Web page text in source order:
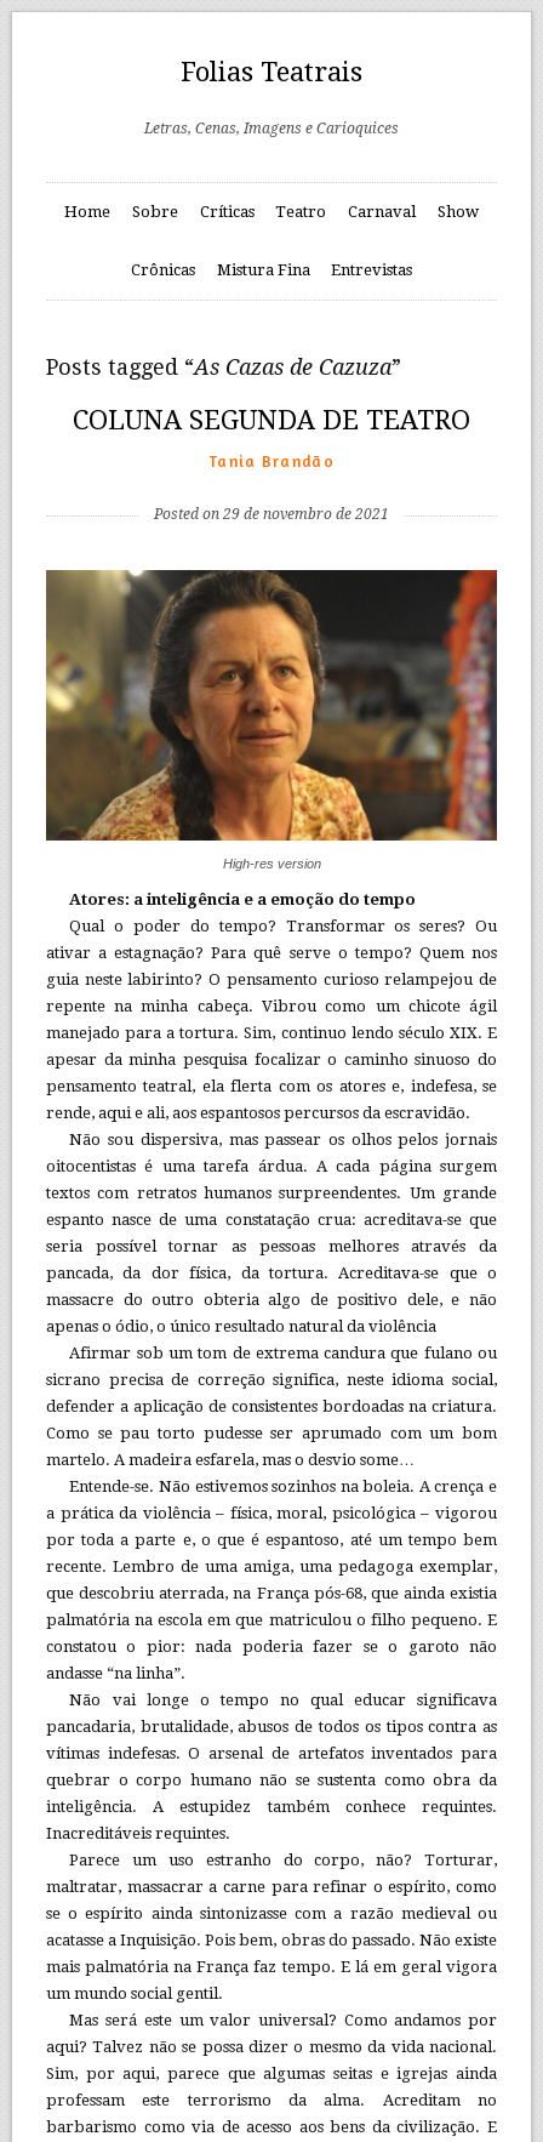
Folias Teatrais
Letras, Cenas, Imagens e Carioquices
Home Sobre Críticas Teatro Carnaval Show
Crônicas Mistura Fina Entrevistas
Posts tagged “As Cazas de Cazuza”
COLUNA SEGUNDA DE TEATRO
Tania Brandão
Posted on 29 de novembro de 2021
High-res version
Atores: a inteligência e a emoção do tempo
Qual o poder do tempo? Transformar os seres? Ou
ativar a estagnação? Para quê serve o tempo? Quem nos
guia neste labirinto? O pensamento curioso relampejou de
repente na minha cabeça. Vibrou como um chicote ágil
manejado para a tortura. Sim, continuo lendo século XIX. E
apesar da minha pesquisa focalizar o caminho sinuoso do
pensamento teatral, ela flerta com os atores e, indefesa, se
rende, aqui e ali, aos espantosos percursos da escravidão.
Não sou dispersiva, mas passear os olhos pelos jornais
oitocentistas é uma tarefa árdua. A cada página surgem
textos com retratos humanos surpreendentes. Um grande
espanto nasce de uma constatação crua: acreditava-se que
seria possível tornar as pessoas melhores através da
pancada, da dor física, da tortura. Acreditava-se que o
massacre do outro obteria algo de positivo dele, e não
apenas o ódio, o único resultado natural da violência
Afirmar sob um tom de extrema candura que fulano ou
sicrano precisa de correção significa, neste idioma social,
defender a aplicação de consistentes bordoadas na criatura.
Como se pau torto pudesse ser aprumado com um bom
martelo. A madeira esfarela, mas o desvio some…
Entende-se. Não estivemos sozinhos na boleia. A crença e
a prática da violência – física, moral, psicológica – vigorou
por toda a parte e, o que é espantoso, até um tempo bem
recente. Lembro de uma amiga, uma pedagoga exemplar,
que descobriu aterrada, na França pós-68, que ainda existia
palmatória na escola em que matriculou o filho pequeno. E
constatou o pior: nada poderia fazer se o garoto não
andasse “na linha”.
Não vai longe o tempo no qual educar significava
pancadaria, brutalidade, abusos de todos os tipos contra as
vítimas indefesas. O arsenal de artefatos inventados para
quebrar o corpo humano não se sustenta como obra da
inteligência. A estupidez também conhece requintes.
Inacreditáveis requintes.
Parece um uso estranho do corpo, não? Torturar,
maltratar, massacrar a carne para refinar o espírito, como
se o espírito ainda sintonizasse com a razão medieval ou
acatasse a Inquisição. Pois bem, obras do passado. Não existe
mais palmatória na França faz tempo. E lá em geral vigora
um mundo social gentil.
Mas será este um valor universal? Como andamos por
aqui? Talvez não se possa dizer o mesmo da vida nacional.
Sim, por aqui, parece que algumas seitas e igrejas ainda
professam este terrorismo da alma. Acreditam no
barbarismo como via de acesso aos bens da civilização. E